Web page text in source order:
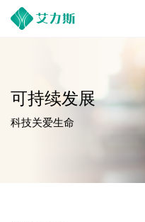
可持续发展
科技关爱生命